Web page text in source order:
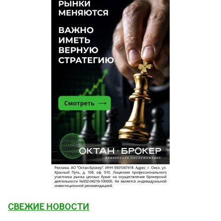
СВЕЖИЕ НОВОСТИ